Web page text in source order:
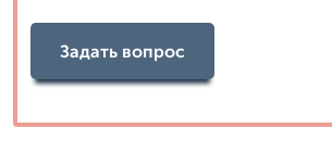
Задать вопрос